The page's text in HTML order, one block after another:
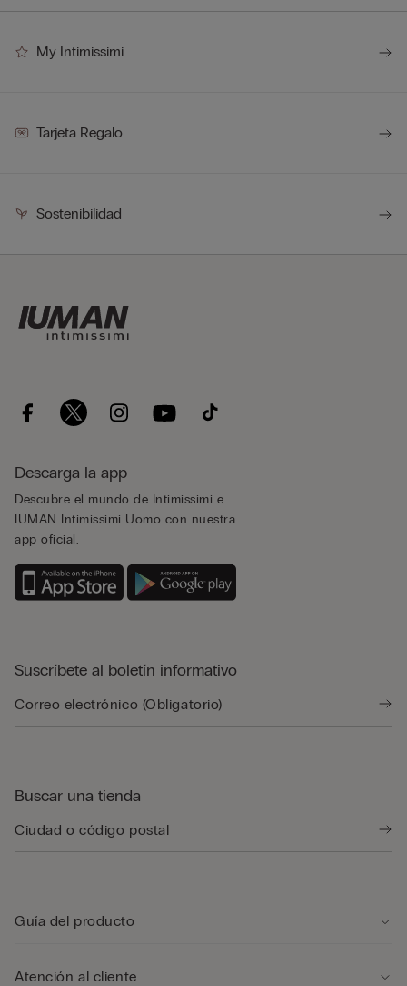
My Intimissimi
Tarjeta Regalo
Sostenibilidad
Descarga la app
Descubre el mundo de Intimissimi e
IUMAN Intimissimi Uomo con nuestra
app oficial.
Suscríbete al boletín informativo
Buscar una tienda
Guía del producto
Atención al cliente